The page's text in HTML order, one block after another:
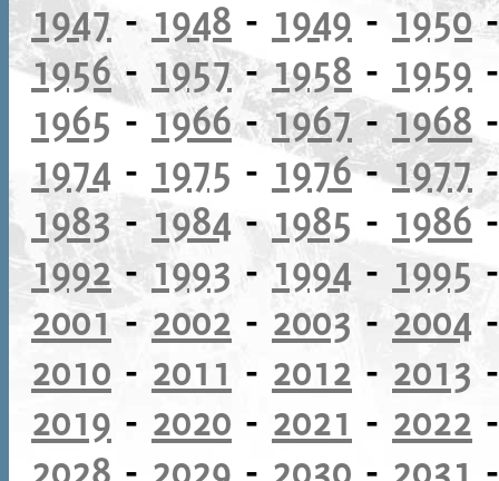
1947- 1948 - 1949 - 1950
1956- 1957-1958 - 1959
1965 - 1966-1967-1968
1974 - 1975 - 1976-1977
1983 -1984 - 1985 - 1986
1992- 1993 - 1994 - 1995
2001 - 2002 - 2003 - 2004
2010 - 2011 - 2012 - 2013
2019 - 2020 - 2021 - 2022
2028 - 2029 - 2030 - 2031